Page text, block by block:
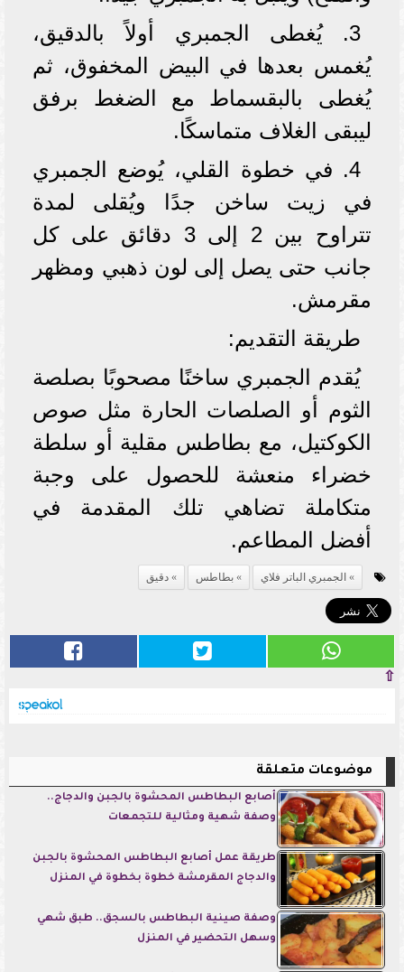
3. يُغطى الجمبري أولاً بالدقيق،
يُغمس بعدها في البيض المخفوق، ثم
يُغطى بالبقسماط مع الضغط برفق
ليبقى الغلاف متماسكًا.
4. في خطوة القلي، يُوضع الجمبري
في زيت ساخن جدًا ويُقلى لمدة
تتراوح بين 2 إلى 3 دقائق على كل
جانب حتى يصل إلى لون ذهبي ومظهر
مقرمش.
طريقة التقديم:
يُقدم الجمبري ساخنًا مصحوبًا بصلصة
الثوم أو الصلصات الحارة مثل صوص
الكوكتيل، مع بطاطس مقلية أو سلطة
خضراء منعشة للحصول على وجبة
متكاملة تضاهي تلك المقدمة في
أفضل المطاعم.
الجمبري الباتر فلاي بطاطس دقيق
⇧
موضوعات متعلقة
أصابع البطاطس المحشوة بالجبن والدجاج..
وصفة شهية ومثالية للتجمعات
طريقة عمل أصابع البطاطس المحشوة بالجبن
والدجاج المقرمشة خطوة بخطوة في المنزل
وصفة صينية البطاطس بالسجق.. طبق شهي
وسهل التحضير في المنزل